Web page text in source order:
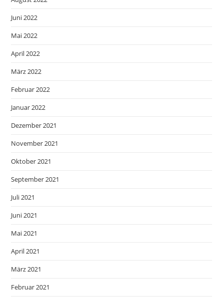
Juni 2022
Mai 2022
April 2022
März 2022
Februar 2022
Januar 2022
Dezember 2021
November 2021
Oktober 2021
September 2021
Juli 2021
Juni 2021
Mai 2021
April 2021
März 2021
Februar 2021